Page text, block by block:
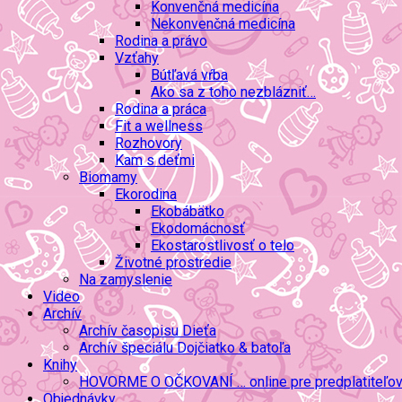
Konvenčná medicína
Nekonvenčná medicína
Rodina a právo
Vzťahy
Bútľavá vŕba
Ako sa z toho nezblázniť…
Rodina a práca
Fit a wellness
Rozhovory
Kam s deťmi
Biomamy
Ekorodina
Ekobábätko
Ekodomácnosť
Ekostarostlivosť o telo
Životné prostredie
Na zamyslenie
Video
Archív
Archív časopisu Dieťa
Archív špeciálu Dojčiatko & batoľa
Knihy
HOVORME O OČKOVANÍ … online pre predplatiteľov